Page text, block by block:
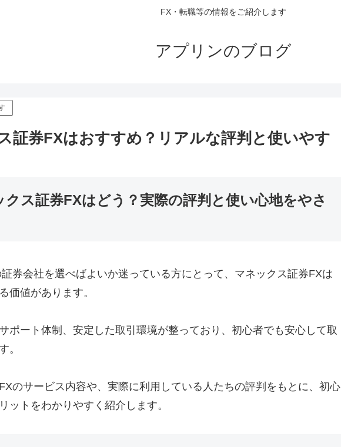
FX・転職等の情報をご紹介します
アプリンのブログ
証券FXはおすすめ？リアルな評判と使いやす
ス証券FXはどう？実際の評判と使い心地をやさ
券会社を選べばよいか迷っている方にとって、マネックス証券FXは
価値があります。
ポート体制、安定した取引環境が整っており、初心者でも安心して取
。
のサービス内容や、実際に利用している人たちの評判をもとに、初心
ットをわかりやすく紹介します。